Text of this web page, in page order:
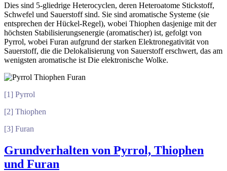
Dies sind 5-gliedrige Heterocyclen, deren Heteroatome Stickstoff,
Schwefel und Sauerstoff sind. Sie sind aromatische Systeme (sie
entsprechen der Hückel-Regel), wobei Thiophen dasjenige mit der
höchsten Stabilisierungsenergie (aromatischer) ist, gefolgt von
Pyrrol, wobei Furan aufgrund der starken Elektronegativität von
Sauerstoff, die die Delokalisierung von Sauerstoff erschwert, das am
wenigsten aromatische ist Die elektronische Wolke.
[1] Pyrrol
[2] Thiophen
[3] Furan
Grundverhalten von Pyrrol, Thiophen
und Furan